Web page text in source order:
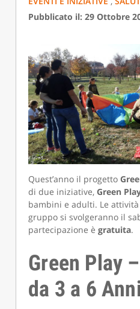
Pubblicato il: 29 Ottobre
Quest’anno il progetto
di due iniziative,Green
bambini e adulti. Le
gruppo si svolgeranno il
partecipazione ègratuita.
Green Play
da 3 a 6 Anni